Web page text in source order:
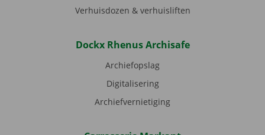
Verhuisdozen & verhuisliften
Dockx Rhenus Archisafe
Archiefopslag
Digitalisering
Archiefvernietiging